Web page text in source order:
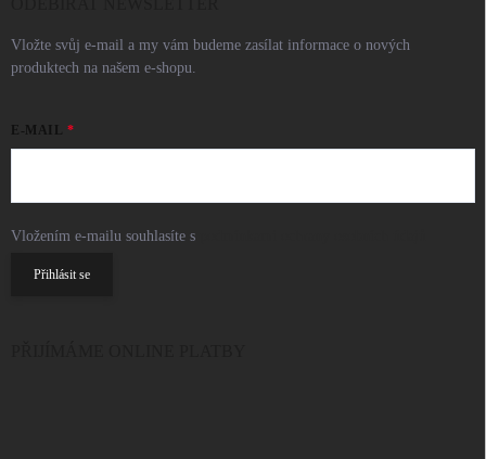
Vložte svůj e-mail a my vám budeme zasílat informace o nových
produktech na našem e-shopu.
E-MAIL
Vložením e-mailu souhlasíte s
Přihlásit se